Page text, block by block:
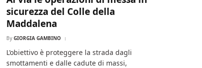
sicurezza del Colle della
Maddalena
By GIORGIA GAMBINO
L’obiettivo è proteggere la strada dagli
smottamenti e dalle cadute di massi,